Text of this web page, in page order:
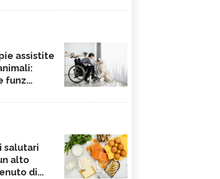
assistite
funz...
salutari
alto
di...